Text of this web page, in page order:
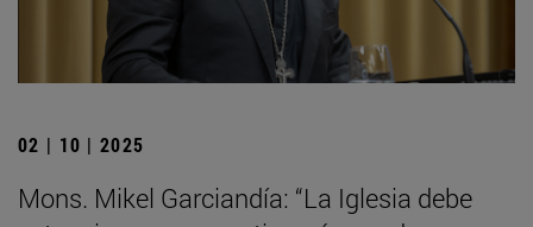
02 | 10 | 2025
Mons. Mikel Garciandía: “La Iglesia debe